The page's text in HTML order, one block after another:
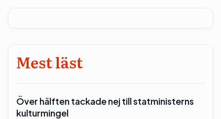
Mest läst
Över hälften tackade nej till statministerns
kulturmingel